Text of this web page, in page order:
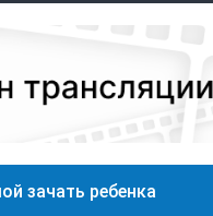
зачать ребенка